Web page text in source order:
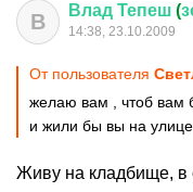
В Влад Тепеш (
14:38, 23.10.2009
От пользователя
желаю вам , чтоб вам
и жили бы вы на улице.
Живу на кладбище, в